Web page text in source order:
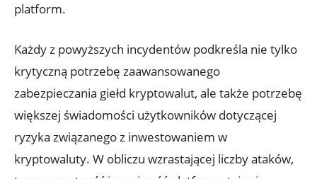
platform.
Każdy‍ z powyższych incydentów‌ podkreśla nie‍ tylko
krytyczną potrzebę zaawansowanego
zabezpieczania giełd kryptowalut, ale ⁤także potrzebę
większej ‍świadomości użytkowników dotyczącej
ryzyka​ związanego z ⁣inwestowaniem w‌
kryptowaluty. W ‌obliczu ‌wzrastającej liczby ataków,